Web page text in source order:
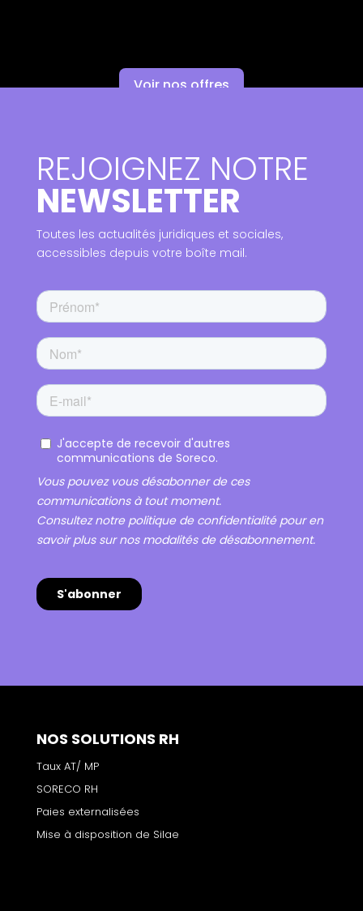
Voir nos offres
REJOIGNEZ NOTRE
NEWSLETTER
Toutes les actualités juridiques et sociales,
accessibles depuis votre boîte mail.
NOS SOLUTIONS RH
Taux AT/ MP
SORECO RH
Paies externalisées
Mise à disposition de Silae